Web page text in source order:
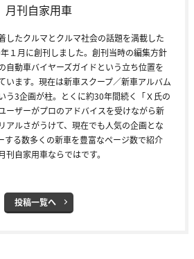
月刊自家用車
したクルマとクルマ社会の話題を満載した
１月に創刊しました。創刊当時の編集方針
自動車バイヤーズガイドという立ち位置を
います。現在は新車スクープ／新車アルバム
う3企画が柱。とくに約30年間続く「Ｘ氏の
ーザーがプロのアドバイスを受けながら新
アルさがうけて、現在でも人気の企画とな
する数多くの新車を豊富なページ数で紹介
自家用車ならではです。
投稿一覧へ